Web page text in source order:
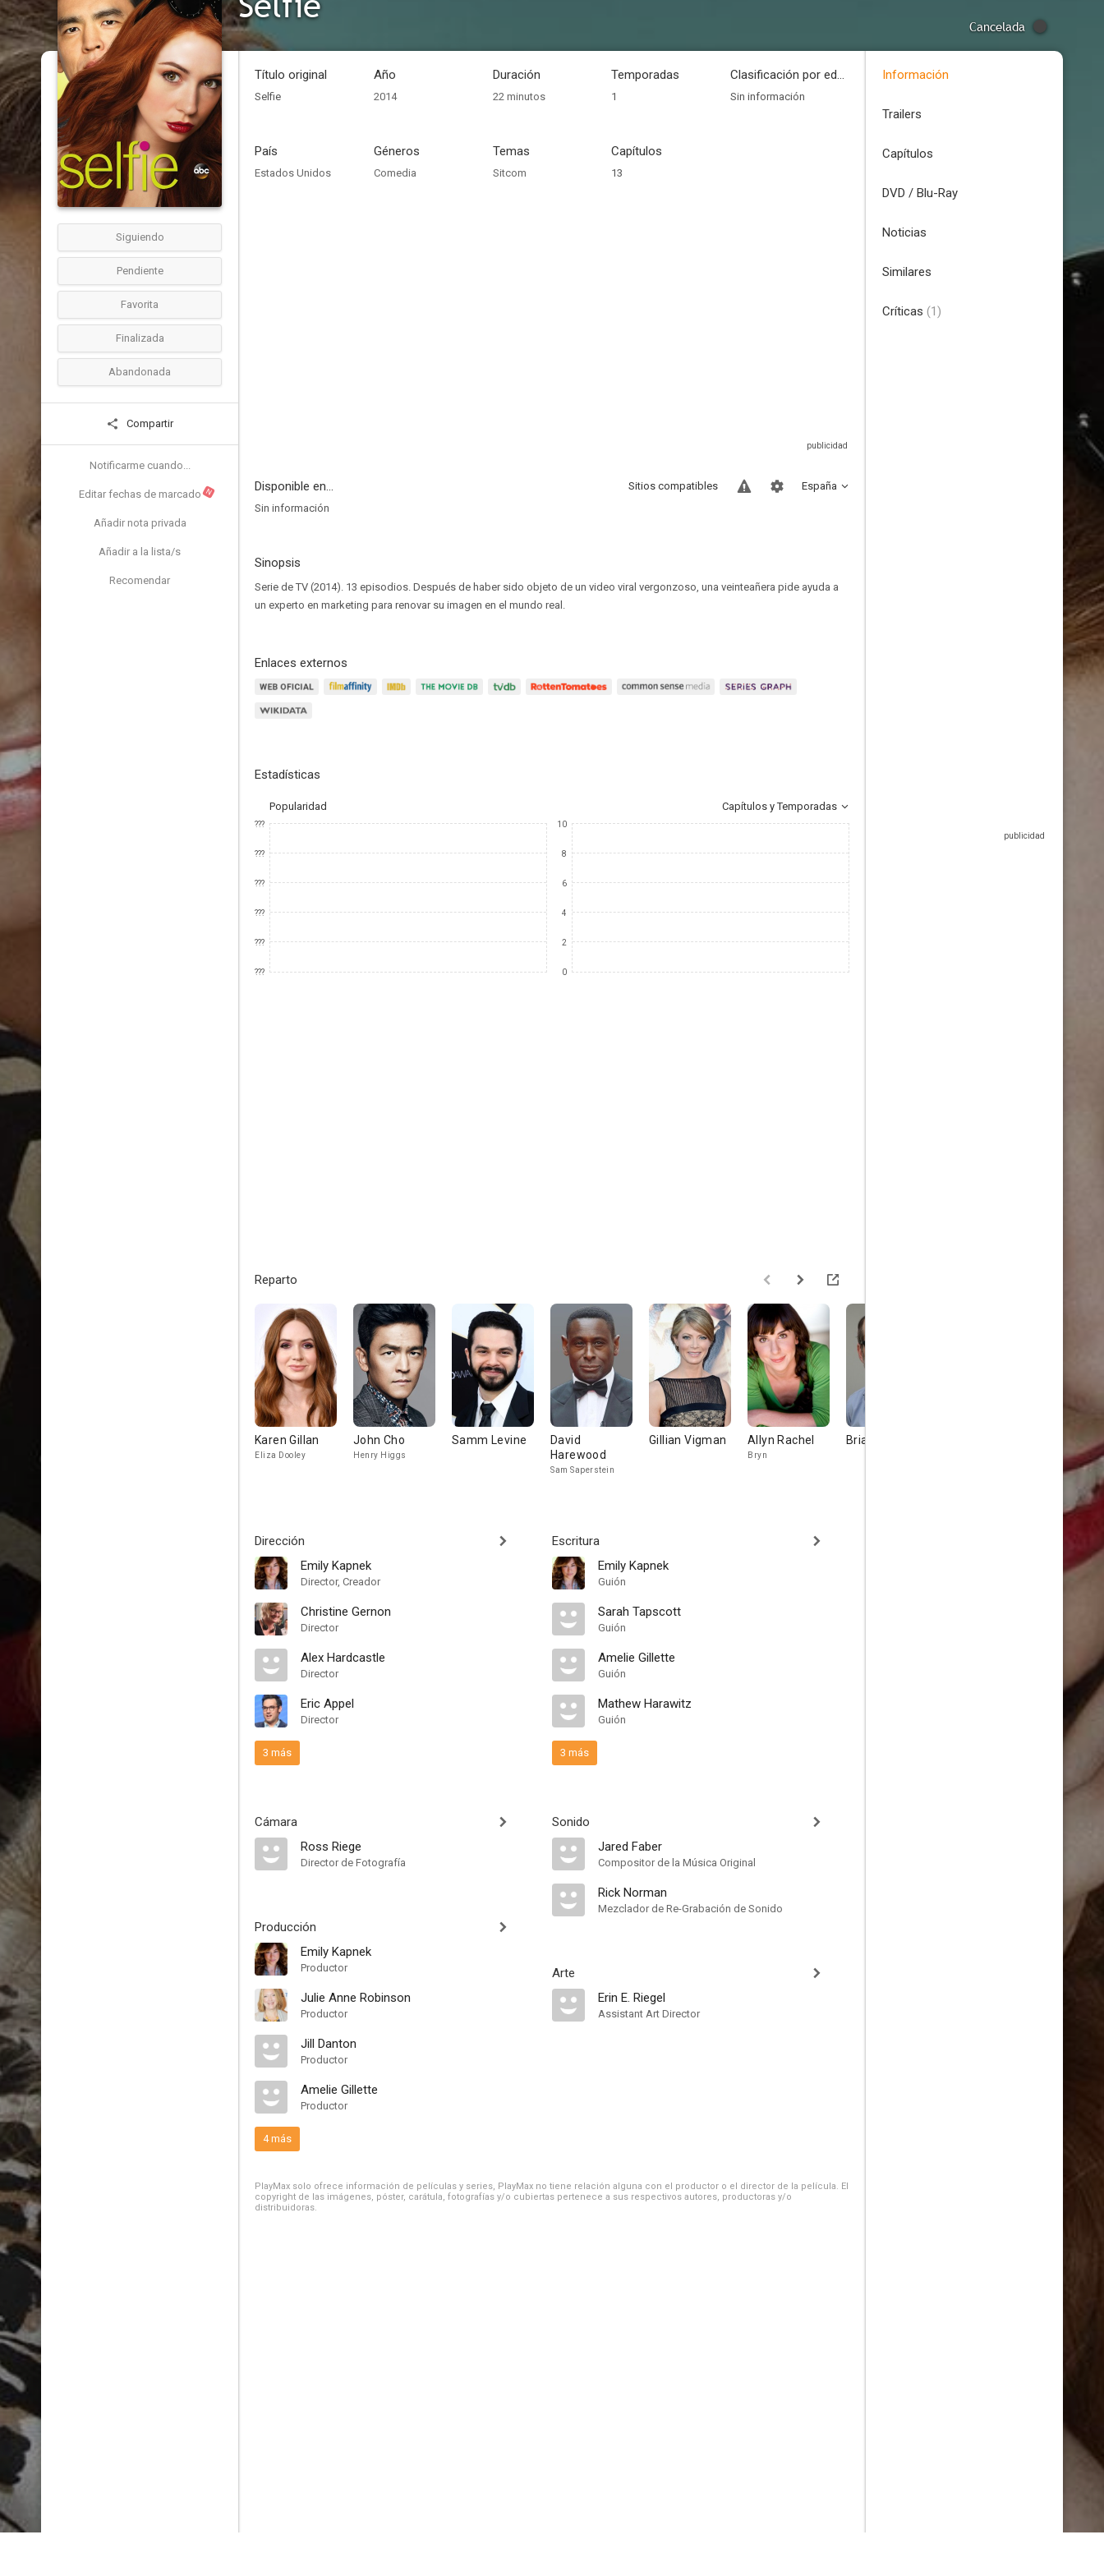
Cancelada
Siguiendo
Pendiente
Favorita
Finalizada
Abandonada
Compartir
Notificarme cuando...
Editar fechas de marcado N
Añadir nota privada
Añadir a la lista/s
Recomendar
Título original
Selfie
Año
2014
Duración
22 minutos
Temporadas
1
Clasificación por edades
Sin información
País
Estados Unidos
Géneros
Comedia
Temas
Sitcom
Capítulos
13
Disponible en... España
Sitios compatibles
Sin información
Sinopsis
Serie de TV (2014). 13 episodios. Después de haber sido objeto de un video viral vergonzoso, una veinteañera pide ayuda a
un experto en marketing para renovar su imagen en el mundo real.
Enlaces externos
Estadísticas
Popularidad Capítulos y Temporadas
???
???
???
???
???
???
10
8
6
4
2
0
Reparto
Karen Gillan
Eliza Dooley
John Cho
Henry Higgs
Samm Levine
David
Harewood
Sam Saperstein
Gillian Vigman Allyn Rachel
Bryn
Brian Huskey
Hayley
Norman
Dirección
Emily Kapnek
Director, Creador
Christine Gernon
Director
Alex Hardcastle
Director
Eric Appel
Director
3 más
Cámara
Ross Riege
Director de Fotografía
Producción
Emily Kapnek
Productor
Julie Anne Robinson
Productor
Jill Danton
Productor
Amelie Gillette
Productor
4 más
Escritura
Emily Kapnek
Guión
Sarah Tapscott
Guión
Amelie Gillette
Guión
Mathew Harawitz
Guión
3 más
Sonido
Jared Faber
Compositor de la Música Original
Rick Norman
Mezclador de Re-Grabación de Sonido
Arte
Erin E. Riegel
Assistant Art Director
PlayMax solo ofrece información de películas y series, PlayMax no tiene relación alguna con el productor o el director de la película. El
copyright de las imágenes, póster, carátula, fotografías y/o cubiertas pertenece a sus respectivos autores, productoras y/o
distribuidoras.
Información
Trailers
Capítulos
DVD / Blu-Ray
Noticias
Similares
Críticas (1)